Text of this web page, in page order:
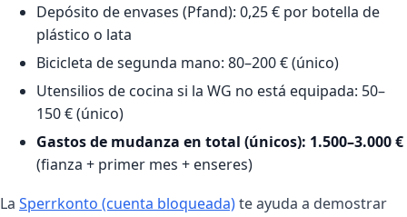
Depósito de envases (Pfand): 0,25 € por botella de
plástico o lata
Bicicleta de segunda mano: 80–200 € (único)
Utensilios de cocina si la WG no está equipada: 50–
150 € (único)
Gastos de mudanza en total (únicos): 1.500–3.000 €
(fianza + primer mes + enseres)
La Sperrkonto (cuenta bloqueada)te ayuda a demostrar